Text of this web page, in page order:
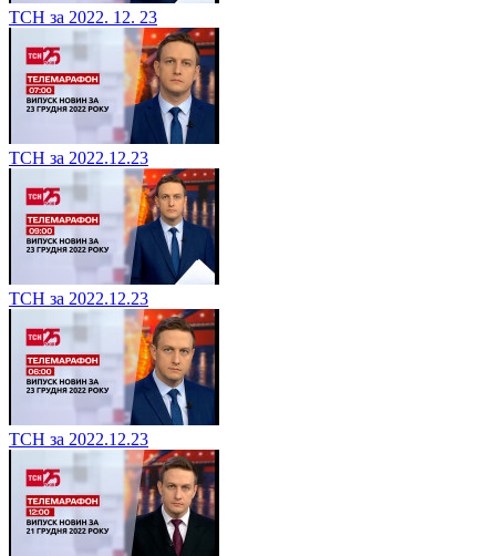
ТСН за 2022. 12. 23
ТСН за 2022.12.23
ТСН за 2022.12.23
ТСН за 2022.12.23